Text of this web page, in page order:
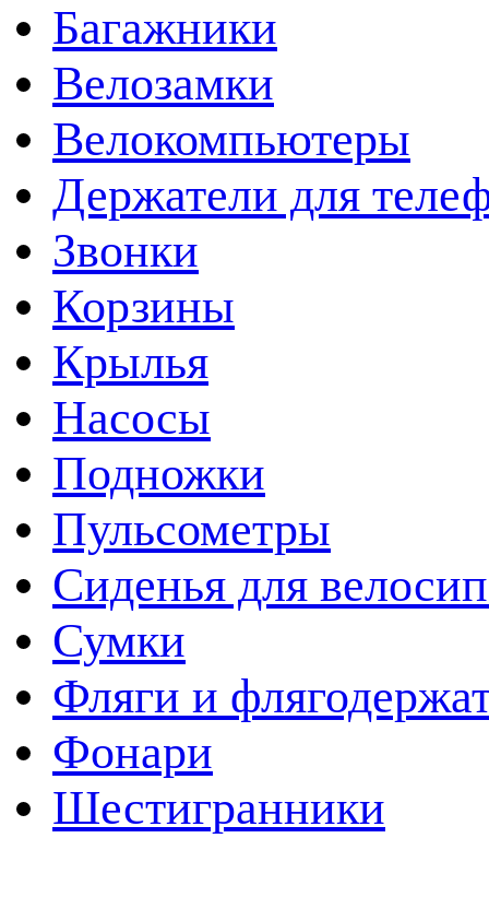
Багажники
Велозамки
Велокомпьютеры
Держатели для
Звонки
Корзины
Крылья
Насосы
Подножки
Пульсометры
Сиденья для
Сумки
Фляги и
Фонари
Шестигранники